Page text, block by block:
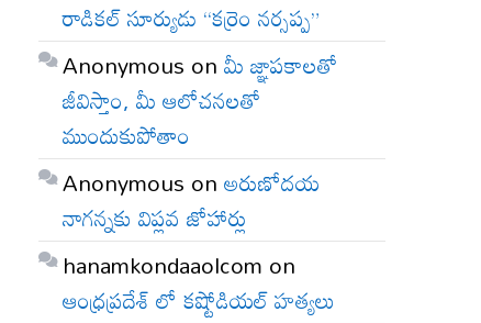
రాడికల్ సూర్యుడు “కర్రెం నర్సప్ప”
Anonymous onమీ జ్ఞాపకాలతో
జీవిస్తాం, మీ ఆలోచనలతో
ముందుకుపోతాం
Anonymous onఅరుణోదయ
నాగన్నకు విప్లవ జోహార్లు
hanamkondaaolcom on
ఆంధ్రప్రదేశ్ లో కష్టోడియల్ హత్యలు